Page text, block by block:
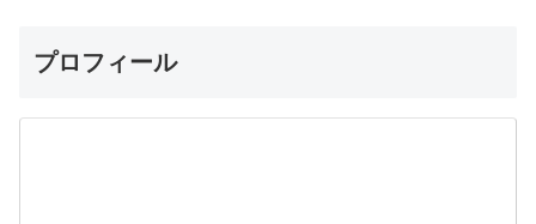
プロフィール